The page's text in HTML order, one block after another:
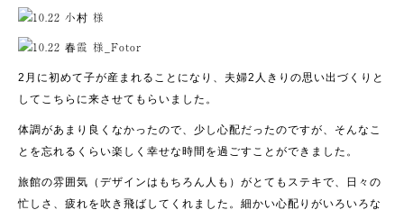
2月に初めて子が産まれることになり、夫婦2人きりの思い出づくりと
してこちらに来させてもらいました。
体調があまり良くなかったので、少し心配だったのですが、そんなこ
とを忘れるくらい楽しく幸せな時間を過ごすことができました。
旅館の雰囲気（デザインはもちろん人も）がとてもステキで、日々の
忙しさ、疲れを吹き飛ばしてくれました。細かい心配りがいろいろな